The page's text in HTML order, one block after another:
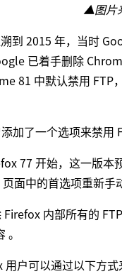
▲图片
到 2015 年，当时
已着手删除
81 中默认禁用 FTP
加了一个选项来禁用
77 开始，这一版
面中的首选项重新手
内部所有的
户可以通过以下方式